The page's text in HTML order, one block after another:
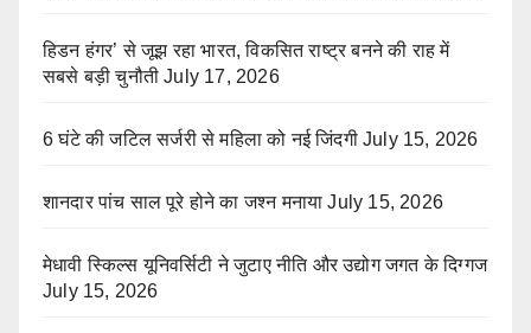
हिडन हंगर’ से जूझ रहा भारत, विकसित राष्ट्र बनने की राह में
सबसे बड़ी चुनौती July 17, 2026
6 घंटे की जटिल सर्जरी से महिला को नई जिंदगी July 15, 2026
शानदार पांच साल पूरे होने का जश्न मनाया July 15, 2026
मेधावी स्किल्स यूनिवर्सिटी ने जुटाए नीति और उद्योग जगत के दिग्गज
July 15, 2026